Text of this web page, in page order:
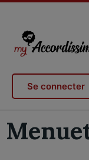
Se connecter